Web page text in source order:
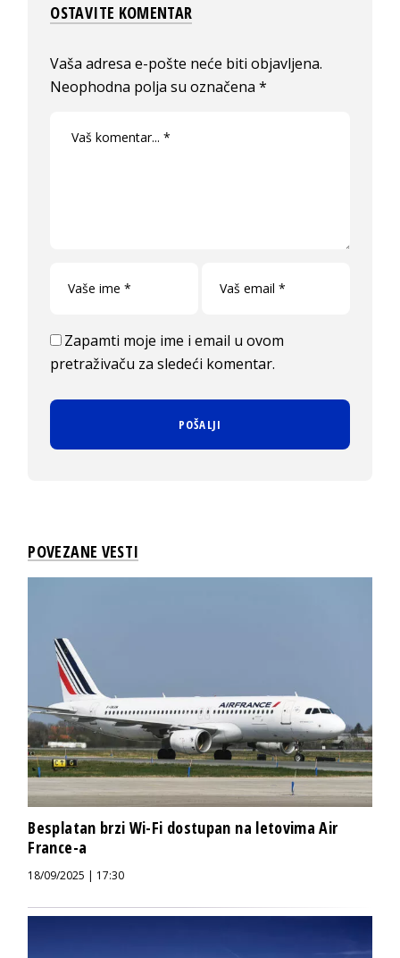
OSTAVITE KOMENTAR
Vaša adresa e-pošte neće biti objavljena.
Neophodna polja su označena*
Zapamti moje ime i email u ovom
pretraživaču za sledeći komentar.
POVEZANE VESTI
Besplatan brzi Wi-Fi dostupan na letovima Air
France-a
18/09/2025 | 17:30